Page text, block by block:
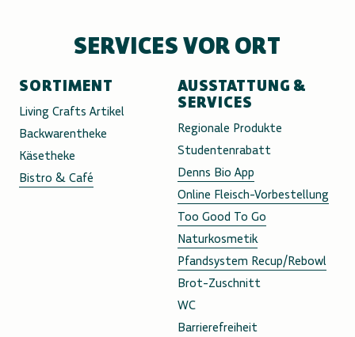
SERVICES VOR ORT
SORTIMENT
Living Crafts Artikel
Backwarentheke
Käsetheke
Bistro & Café
AUSSTATTUNG &
SERVICES
Regionale Produkte
Studentenrabatt
Denns Bio App
Online Fleisch-Vorbestellung
Too Good To Go
Naturkosmetik
Pfandsystem Recup/Rebowl
Brot-Zuschnitt
WC
Barrierefreiheit